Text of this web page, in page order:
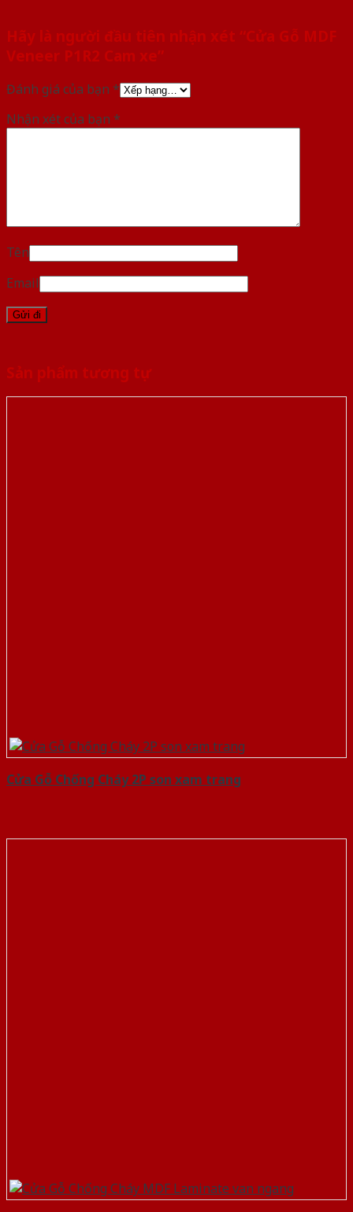
Hãy là người đầu tiên nhận xét “Cửa Gỗ MDF
Veneer P1R2 Cam xe”
Đánh giá của bạn *
Nhận xét của bạn *
Tên
Email
Sản phẩm tương tự
Cửa Gỗ Chống Cháy 2P son xam trang